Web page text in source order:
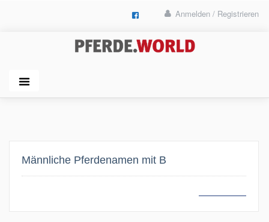
Anmelden / Registrieren
Männliche Pferdenamen mit B